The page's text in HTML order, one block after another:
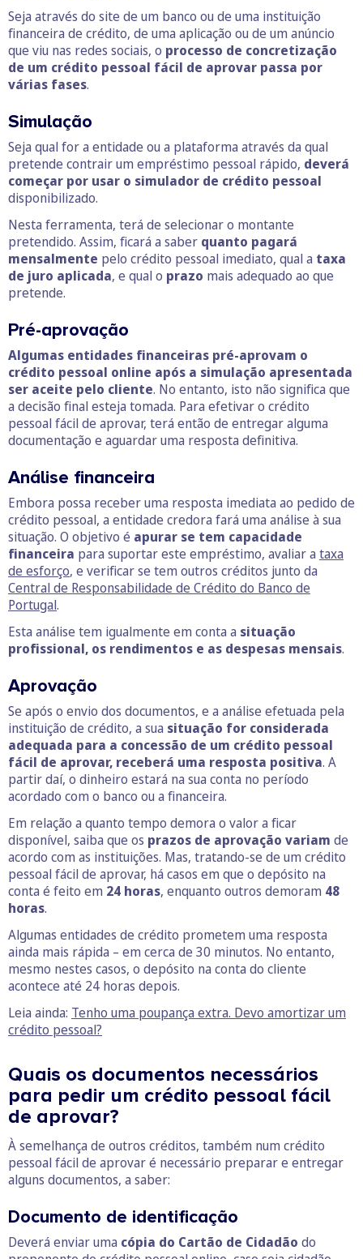
Seja através do site de um banco ou de uma instituição
financeira de crédito, de uma aplicação ou de um anúncio
que viu nas redes sociais, o processo de concretização
de um crédito pessoal fácil de aprovar passa por
várias fases.
Simulação
Seja qual for a entidade ou a plataforma através da qual
pretende contrair um empréstimo pessoal rápido, deverá
começar por usar o simulador de crédito pessoal
disponibilizado.
Nesta ferramenta, terá de selecionar o montante
pretendido. Assim, ficará a saber quanto pagará
mensalmente pelo crédito pessoal imediato, qual a taxa
de juro aplicada, e qual o prazo mais adequado ao que
pretende.
Pré-aprovação
Algumas entidades financeiras pré-aprovam o
crédito pessoal online após a simulação apresentada
ser aceite pelo cliente. No entanto, isto não significa que
a decisão final esteja tomada. Para efetivar o crédito
pessoal fácil de aprovar, terá então de entregar alguma
documentação e aguardar uma resposta definitiva.
Análise financeira
Embora possa receber uma resposta imediata ao pedido de
crédito pessoal, a entidade credora fará uma análise à sua
situação. O objetivo é apurar se tem capacidade
financeira para suportar este empréstimo, avaliar a taxa
de esforço, e verificar se tem outros créditos junto da
Central de Responsabilidade de Crédito do Banco de
Portugal.
Esta análise tem igualmente em conta a situação
profissional, os rendimentos e as despesas mensais.
Aprovação
Se após o envio dos documentos, e a análise efetuada pela
instituição de crédito, a sua situação for considerada
adequada para a concessão de um crédito pessoal
fácil de aprovar, receberá uma resposta positiva. A
partir daí, o dinheiro estará na sua conta no período
acordado com o banco ou a financeira.
Em relação a quanto tempo demora o valor a ficar
disponível, saiba que os prazos de aprovação variam de
acordo com as instituições. Mas, tratando-se de um crédito
pessoal fácil de aprovar, há casos em que o depósito na
conta é feito em 24 horas, enquanto outros demoram 48
horas.
Algumas entidades de crédito prometem uma resposta
ainda mais rápida – em cerca de 30 minutos. No entanto,
mesmo nestes casos, o depósito na conta do cliente
acontece até 24 horas depois.
Leia ainda: Tenho uma poupança extra. Devo amortizar um
crédito pessoal?
Quais os documentos necessários
para pedir um crédito pessoal fácil
de aprovar?
À semelhança de outros créditos, também num crédito
pessoal fácil de aprovar é necessário preparar e entregar
alguns documentos, a saber:
Documento de identificação
Deverá enviar uma cópia do Cartão de Cidadão do